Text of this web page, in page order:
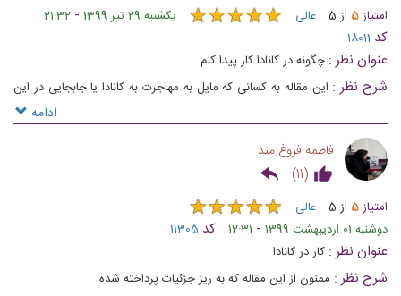
امتیاز5 از 5 عالی ★★★★★
★★★★★ یکشنبه 29 تیر 1399 -
21:32
کد 18011
عنوان نظر : چگونه در کانادا کار پیدا کنم
شرح نظر : این مقاله به کسانی که مایل به مهاجرت به کانادا یا جابجایی در این
کشور هستند کمک می‌کند تا به برخی از منابع و ابزارهای مفید جستجوی شغلی
ادامه
فاطمه فروغ مند
(
11
)
امتیاز5 از 5 عالی ★★★★★
★★★★★
دوشنبه 01 اردیبهشت 1399 -
12:31 کد 11305
عنوان نظر : کار در کانادا
شرح نظر : ممنون از این مقاله که به ریز جزئیات پرداخته شده